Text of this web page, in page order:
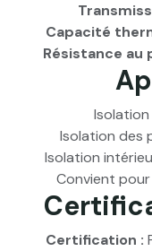
Capacité
Résistance au
Isolation des
Isolation
Convient
Certification :